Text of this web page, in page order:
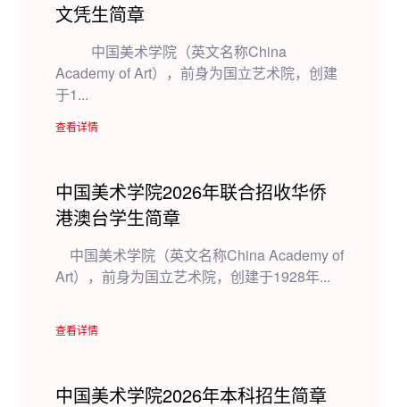
文凭生简章
中国美术学院（英文名称China
Academy of Art），前身为国立艺术院，创建
于1...
查看详情
中国美术学院2026年联合招收华侨
港澳台学生简章
中国美术学院（英文名称China Academy of
Art），前身为国立艺术院，创建于1928年...
查看详情
中国美术学院2026年本科招生简章